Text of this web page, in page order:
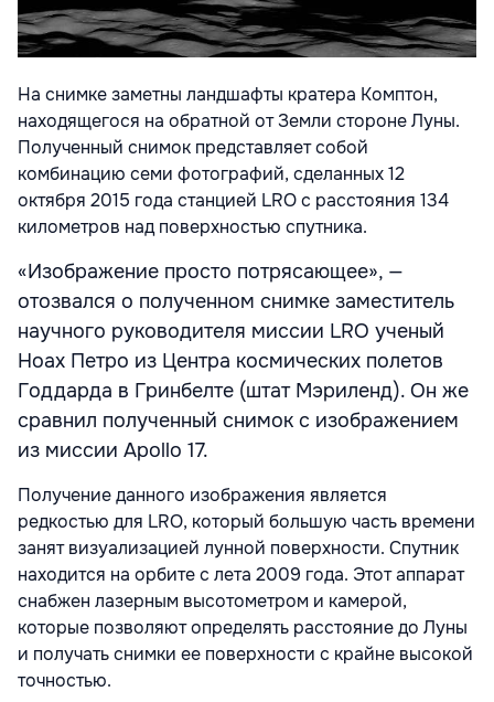
На снимке заметны ландшафты кратера Комптон,
находящегося на обратной от Земли стороне Луны.
Полученный снимок представляет собой
комбинацию семи фотографий, сделанных 12
октября 2015 года станцией LRO с расстояния 134
километров над поверхностью спутника.
«Изображение просто потрясающее», —
отозвался о полученном снимке заместитель
научного руководителя миссии LRO ученый
Ноах Петро из Центра космических полетов
Годдарда в Гринбелте (штат Мэриленд). Он же
сравнил полученный снимок с изображением
из миссии Apollo 17.
Получение данного изображения является
редкостью для LRO, который большую часть времени
занят визуализацией лунной поверхности. Спутник
находится на орбите с лета 2009 года. Этот аппарат
снабжен лазерным высотометром и камерой,
которые позволяют определять расстояние до Луны
и получать снимки ее поверхности с крайне высокой
точностью.